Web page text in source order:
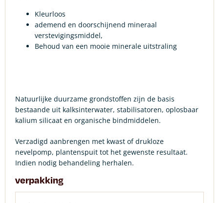
Kleurloos
ademend en doorschijnend mineraal
verstevigingsmiddel,
Behoud van een mooie minerale uitstraling
Natuurlijke duurzame grondstoffen zijn de basis
bestaande uit kalksinterwater, stabilisatoren, oplosbaar
kalium silicaat en organische bindmiddelen.
Verzadigd aanbrengen met kwast of drukloze
nevelpomp, plantenspuit tot het gewenste resultaat.
Indien nodig behandeling herhalen.
verpakking